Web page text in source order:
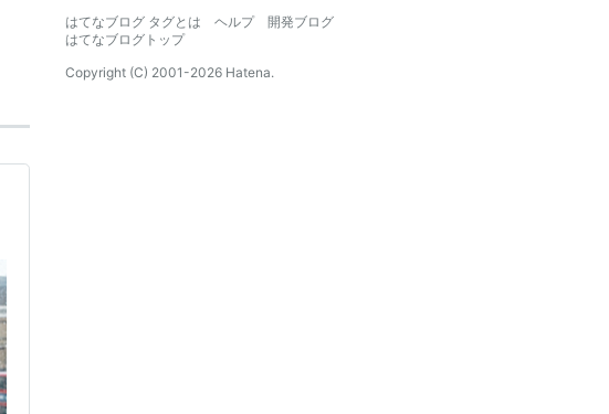
はてなブログ タグとは
ヘルプ
開発ブログ
はてなブログトップ
Copyright (C) 2001-2026 Hatena.